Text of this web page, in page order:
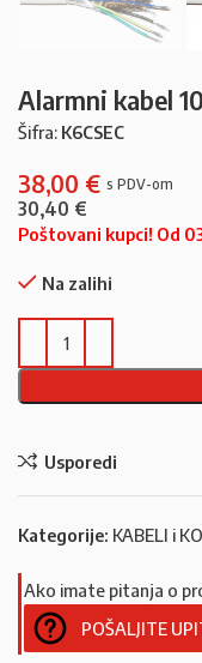
Alarmni kabel
Šifra: K6CSEC
38,00 €
30,40 €
Poštovani kupci! Od
Na zalihi
Usporedi
Kategorije: KABELI i
Ako imate pitanja o
POŠALJITE